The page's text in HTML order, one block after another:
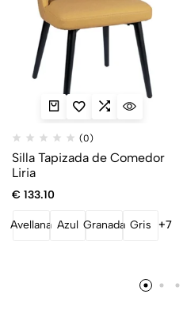
(0)
Silla Tapizada de Comedor
Liria
€ 133.10
Avellana Azul Granada Gris +7